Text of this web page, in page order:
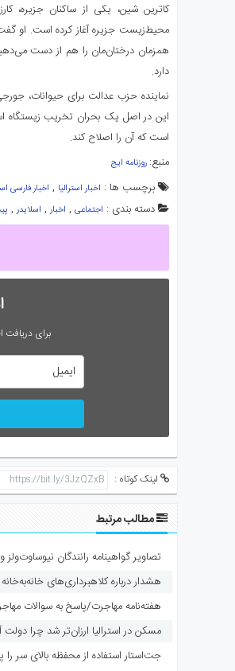
کاترین شین، یکی از ساکنان جزیره،
محیط‌زیست جزیره آغاز کرده است. او
همزمان درختان‌مان را هم از دست
دارد.
نماینده حزب عدالت برای حیوانات،
این در اصل یک بحران تخریب زیستگاه
است که آن را اصلاح کند.
منبع: روزنامه ایج
برچسب ها : اخبار استرالیا , اخبار فارسی
دسته بندی : اجتماعی , اخبار, اسلایدر,
برای دریافت
لینک کوتاه :
مطالب مرتبط
تصاویر گواهینامه رانندگان
هشدار درباره کلاهبرداری‌های
هفته‌نامه مهاجرت/پاسخ به سوالات مهاجرتی ۵
مسکن در استرالیا ارزان‌تر شد چرا
جت‌استار استفاده از محفظه بالای سر را